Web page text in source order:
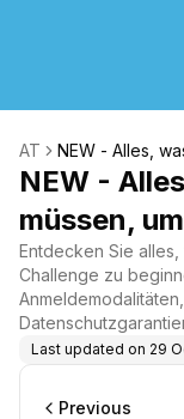
AT
NEW - Alles,
n, um
NEW -
müssen,
Entdecken Sie alles,
Challenge zu
Last updated on 29
Previous